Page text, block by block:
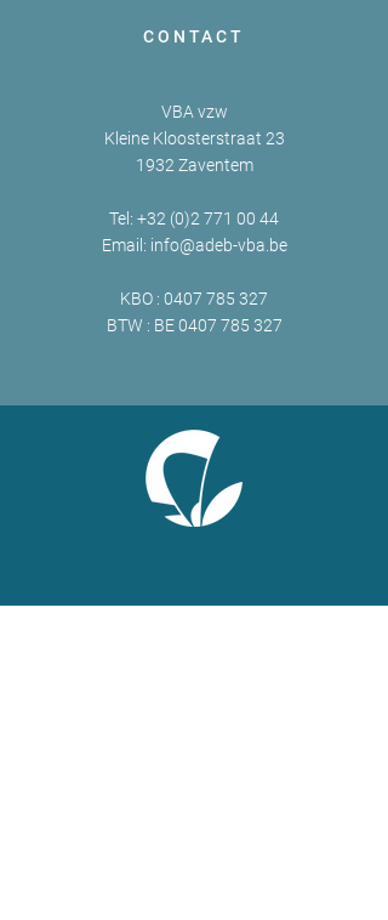
CONTACT
VBA vzw
Kleine Kloosterstraat 23
1932 Zaventem
Tel: +32 (0)2 771 00 44
Email: info@adeb-vba.be
KBO : 0407 785 327
BTW : BE0407 785 327